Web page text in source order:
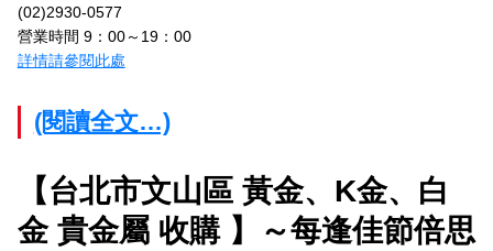
(02)2930-0577
營業時間 9：00～19：00
詳情請參閱此處
(閱讀全文…)
【台北市文山區 黃金、K金、白
金 貴金屬 收購 】～每逢佳節倍思